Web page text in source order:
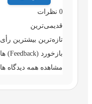
0 نظرات
قدیمی‌ترین
تازه‌ترین بیشترین رأی
بازخورد (Feedback) های اینلاین
مشاهده همه دیدگاه ها